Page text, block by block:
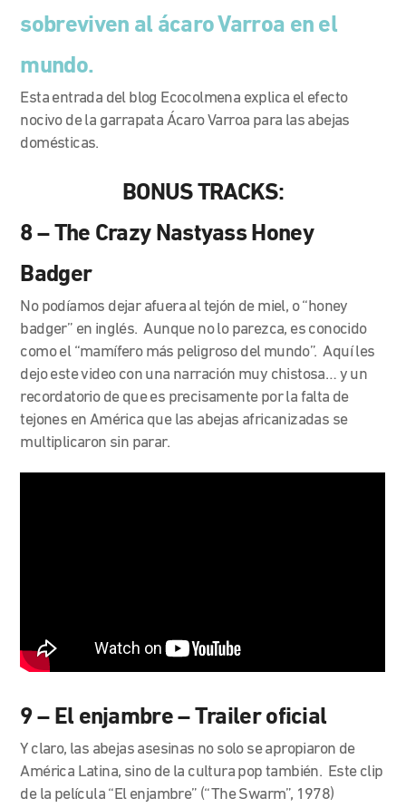
sobreviven al ácaro Varroa en el
mundo.
Esta entrada del blog Ecocolmena explica el efecto
nocivo de la garrapata Ácaro Varroa para las abejas
domésticas.
BONUS TRACKS:
8 – The Crazy Nastyass Honey
Badger
No podíamos dejar afuera al tejón de miel, o “honey
badger” en inglés. Aunque no lo parezca, es conocido
como el “mamífero más peligroso del mundo”. Aquí les
dejo este video con una narración muy chistosa… y un
recordatorio de que es precisamente por la falta de
tejones en América que las abejas africanizadas se
multiplicaron sin parar.
9 – El enjambre – Trailer oficial
Y claro, las abejas asesinas no solo se apropiaron de
América Latina, sino de la cultura pop también. Este clip
de la película “El enjambre” (“The Swarm”, 1978)